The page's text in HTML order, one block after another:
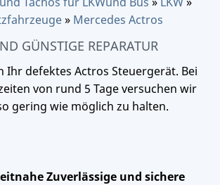
» Mercedes Actros
GÜNSTIGE REPARATUR
Ihr defektes Actros Steuergerät. Bei
von rund 5 Tage versuchen wir
gering wie möglich zu halten.
Zuverlässige und sichere